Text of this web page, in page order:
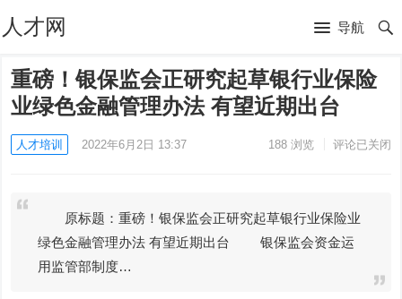
人才网 导航
重磅！银保监会正研究起草银行业保险
业绿色金融管理办法 有望近期出台
人才培训 2022年6月2日 13:37 188浏览 评论已关闭
原标题：重磅！银保监会正研究起草银行业保险业
绿色金融管理办法 有望近期出台 银保监会资金运
用监管部制度…